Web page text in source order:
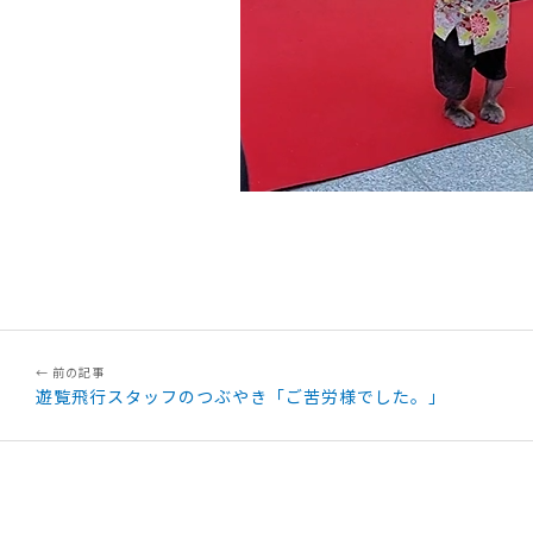
遊覧飛行スタッフのつぶやき「ご苦労様でした。」